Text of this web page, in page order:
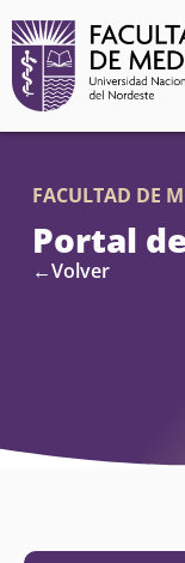
FACULTAD DE
Portal
←Volver